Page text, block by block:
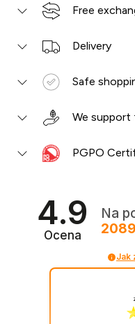
Free
Delivery
Safe
We support
PGPO
4.9
Ocena
Na
2089
Jak